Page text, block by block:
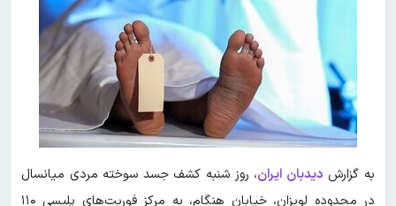
به گزارش دیدبان ایران، روز شنبه کشف جسد سوخته مردی میانسال
در محدوده لویزان، خیابان هنگام، به مرکز فوریت‌های پلیسی ۱۱۰